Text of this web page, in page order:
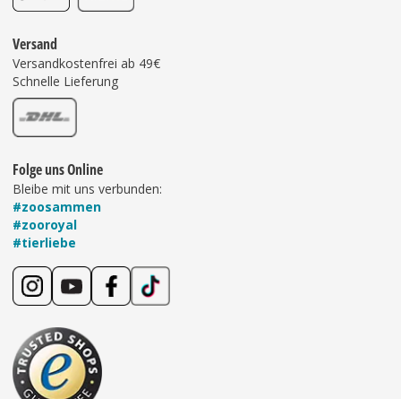
Versand
Versandkostenfrei ab 49€
Schnelle Lieferung
Folge uns Online
Bleibe mit uns verbunden:
#zoosammen
#zooroyal
#tierliebe